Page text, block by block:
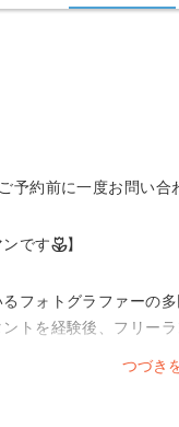
予約前に一度お問い
です🌷】
フォトグラファーの多
トを経験後、フリー
つづき